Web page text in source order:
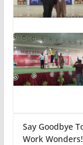
Say Goodbye
Work